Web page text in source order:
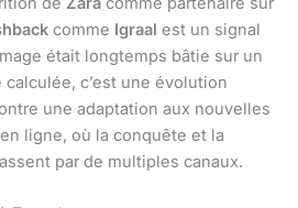
comme Igraal est un signal
était longtemps bâtie sur un
c’est une évolution
une adaptation aux nouvelles
en ligne, où la conquête et la
par de multiples canaux.